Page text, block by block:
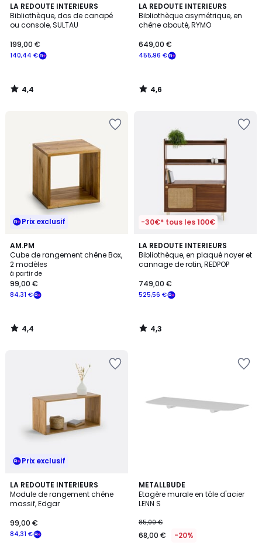
LA REDOUTE INTERIEURS
Bibliothèque, dos de canapé
ou console, SULTAU
140,44 €
199,00 €
4,4
/ 5
4,4
/
LA REDOUTE INTERIEURS
Bibliothèque asymétrique, en
chêne abouté, RYMO
455,96 €
649,00 €
4,6
/ 5
4,6
/
Prix exclusif
AM.PM
Cube de rangement chêne Box,
2 modèles
à partir de
84,31 €
99,00 €
4,4
/ 5
4,4
/
-30€* tous les 100€
LA REDOUTE INTERIEURS
Bibliothèque, en plaqué noyer et
cannage de rotin, REDPOP
525,56 €
749,00 €
4,3
/ 5
4,3
/
Prix exclusif
LA REDOUTE INTERIEURS
Module de rangement chêne
massif, Edgar
84,31 €
99,00 €
4
/
5
METALLBUDE
Etagère murale en tôle d'acier
LENN S
85,00 €
68,00 € -20%
3
Couleurs